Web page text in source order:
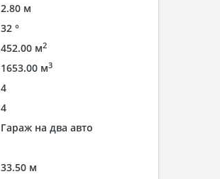
2.80 м
32 °
452.00 м2
1653.00 м3
4
4
Гараж на два авто
33.50 м